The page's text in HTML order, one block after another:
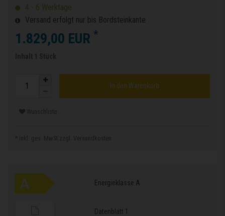
4 - 6 Werktage
Versand erfolgt nur bis Bordsteinkante
1.829,00 EUR *
Inhalt 1 Stück
In den Warenkorb
Wunschliste
* inkl. ges. MwSt.zzgl. Versandkosten
Energieklasse A
Datenblatt 1